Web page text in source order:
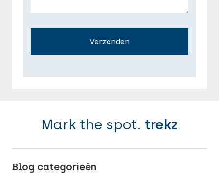
Verzenden
Mark the spot. trekz
Blog categorieën